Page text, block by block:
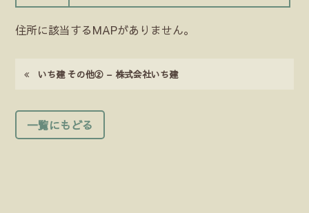
住所に該当するMAPがありません。
いち建 その他② – 株式会社いち建
一覧にもどる